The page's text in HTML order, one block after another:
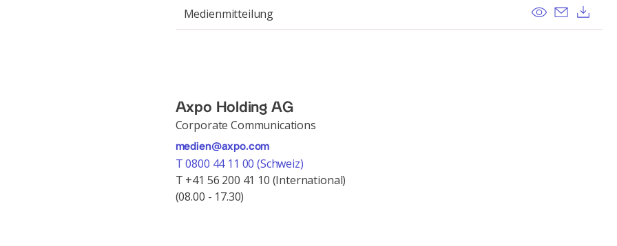
Medienmitteilung View Send
Axpo Holding AG
Corporate Communications
medien@axpo.com
T 0800 44 11 00 (Schweiz)
T +41 56 200 41 10 (International)
(08.00 - 17.30)